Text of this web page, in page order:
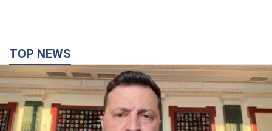
TOP NEWS